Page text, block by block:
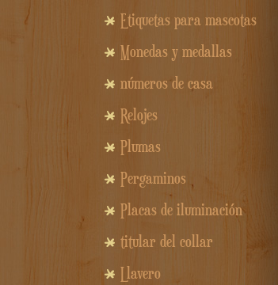
Etiquetas para mascotas
Monedas y medallas
números de casa
Relojes
Plumas
Pergaminos
Placas de iluminación
titular del collar
Llavero